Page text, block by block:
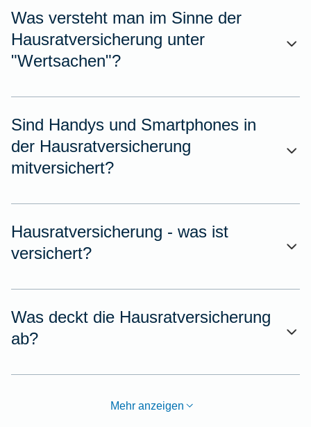
Was versteht man im Sinne der
Hausratversicherung unter
"Wertsachen"?
Sind Handys und Smartphones in
der Hausratversicherung
mitversichert?
Hausratversicherung - was ist
versichert?
Was deckt die Hausratversicherung
ab?
Mehr anzeigen